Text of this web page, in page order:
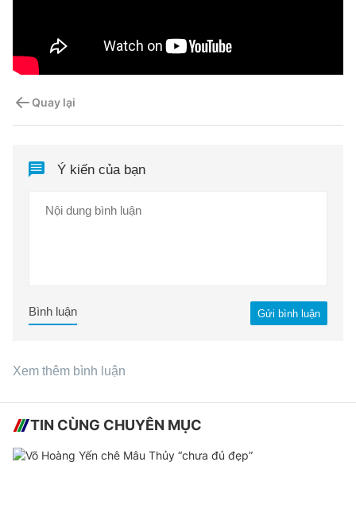
Quay lại
Ý kiến của bạn
Gửi bình luận
Bình luận
Xem thêm bình luận
TIN CÙNG CHUYÊN MỤC